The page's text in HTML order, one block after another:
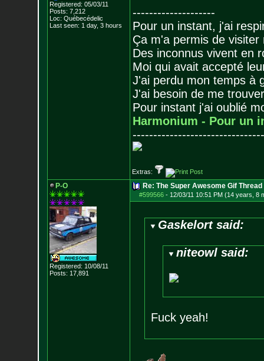
Registered: 05/03/11
Posts: 7,212
Loc: Québecédelic
Last seen: 1 day, 3 hours
--------------------
Pour un instant, j'ai
Ça m'a permis de visiter
Des inconnus vivent en
Moi qui avait accepté
J'ai perdu mon temps à
J'ai besoin de me
Pour instant j'ai oublié
Harmonium - Pour un
--------------------------------
Extras:
P-O
Registered: 10/08/11
Posts: 17,891
Re: The Super Awesome Gif Thread
#599566- 12/03/11 10:51 PM (14 years, 8
Gaskelort said:
niteowl said:
Fuck yeah!